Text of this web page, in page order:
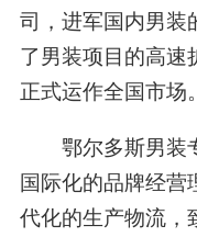
司，进军国内男
了男装项目的高速
正式运作全国市场。
鄂尔多斯男装
国际化的品牌经营
代化的生产物流，